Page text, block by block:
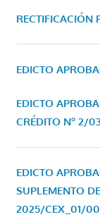
RECTIFICACIÓN
EDICTO
EDICTO
CRÉDITO Nº 2/
EDICTO
SUPLEMENTO
2025/CEX_01/